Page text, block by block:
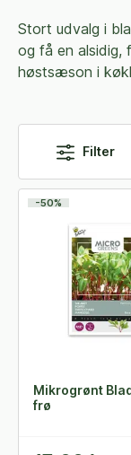
Stort udvalg i
og få en alsidig,
høstsæson i
Filter
-50%
Mikrogrønt
frø